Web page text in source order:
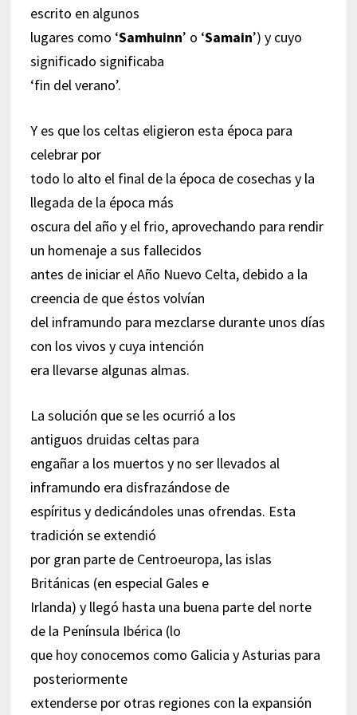
escrito en algunos
lugares como ‘Samhuinn’ o ‘Samain’) y cuyo
significado significaba
‘fin del verano’.
Y es que los celtas eligieron esta época para
celebrar por
todo lo alto el final de la época de cosechas y la
llegada de la época más
oscura del año y el frio, aprovechando para rendir
un homenaje a sus fallecidos
antes de iniciar el Año Nuevo Celta, debido a la
creencia de que éstos volvían
del inframundo para mezclarse durante unos días
con los vivos y cuya intención
era llevarse algunas almas.
La solución que se les ocurrió a los
antiguos druidas celtas para
engañar a los muertos y no ser llevados al
inframundo era disfrazándose de
espíritus y dedicándoles unas ofrendas. Esta
tradición se extendió
por gran parte de Centroeuropa, las islas
Británicas (en especial Gales e
Irlanda) y llegó hasta una buena parte del norte
de la Península Ibérica (lo
que hoy conocemos como Galicia y Asturias para
posteriormente
extenderse por otras regiones con la expansión